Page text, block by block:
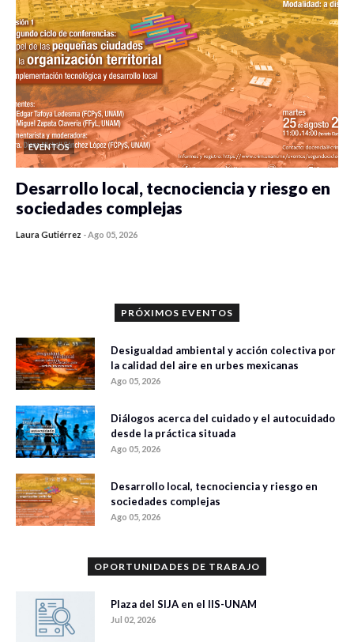
EVENTOS
Desarrollo local, tecnociencia y riesgo en
sociedades complejas
Laura Gutiérrez -Ago 05, 2026
PRÓXIMOS EVENTOS
Desigualdad ambiental y acción colectiva por
la calidad del aire en urbes mexicanas
Ago 05, 2026
Diálogos acerca del cuidado y el autocuidado
desde la práctica situada
Ago 05, 2026
Desarrollo local, tecnociencia y riesgo en
sociedades complejas
Ago 05, 2026
OPORTUNIDADES DE TRABAJO
Plaza del SIJA en el IIS-UNAM
Jul 02, 2026